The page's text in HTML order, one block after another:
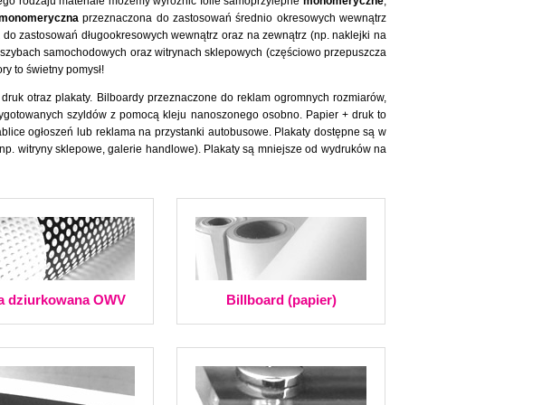
przeznaczona do zastosowań średnio okresowych wewnątrz
zastosowań długookresowych wewnątrz oraz na zewnątrz (np. naklejki na
samochodowych oraz witrynach sklepowych (częściowo przepuszcza
to świetny pomysł!
otraz plakaty. Bilboardy przeznaczone do reklam ogromnych rozmiarów,
szyldów z pomocą kleju nanoszonego osobno. Papier + druk to
ogłoszeń lub reklama na przystanki autobusowe. Plakaty dostępne są w
witryny sklepowe, galerie handlowe). Plakaty są mniejsze od wydruków na
dziurkowana OWV Billboard (papier)